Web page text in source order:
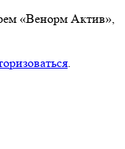
«Венорм Актив»,
.